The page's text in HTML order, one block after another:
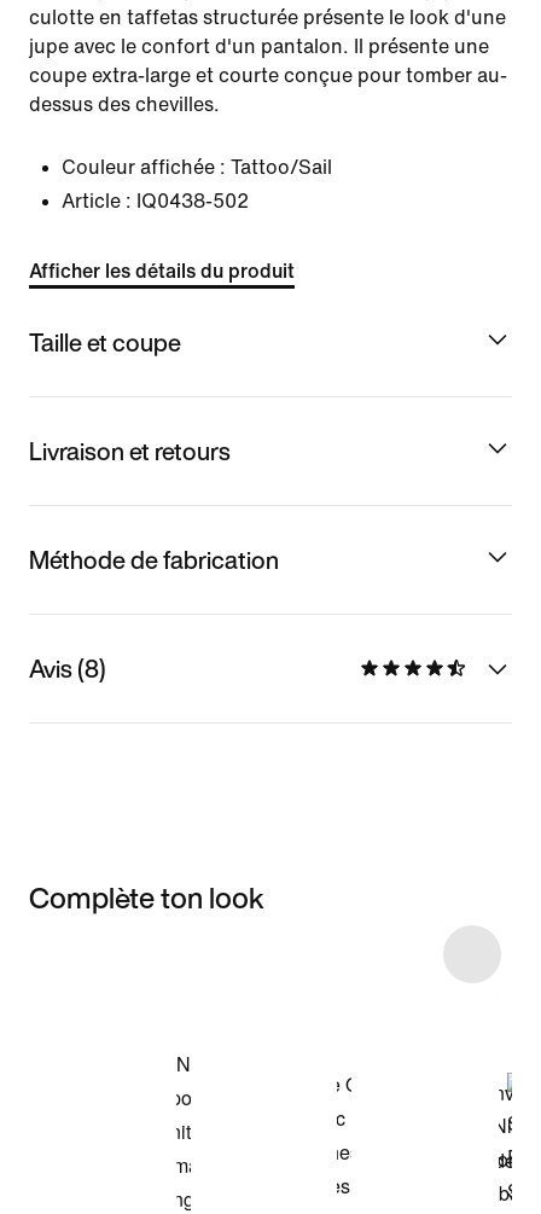
culotte en taffetas structurée présente le look d'une
jupe avec le confort d'un pantalon. Il présente une
coupe extra-large et courte conçue pour tomber au-
dessus des chevilles.
Couleur affichée : Tattoo/Sail
Article : IQ0438-502
Afficher les détails du produit
Taille et coupe
Livraison et retours
Méthode de fabrication
Avis (8)
Complète ton look